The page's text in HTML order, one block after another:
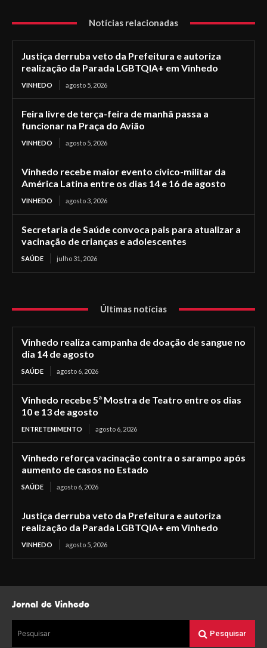
Notícias relacionadas
Justiça derruba veto da Prefeitura e autoriza
realização da Parada LGBTQIA+ em Vinhedo
VINHEDO agosto 5, 2026
Feira livre de terça-feira de manhã passa a
funcionar na Praça do Avião
VINHEDO agosto 5, 2026
Vinhedo recebe maior evento cívico-militar da
América Latina entre os dias 14 e 16 de agosto
VINHEDO agosto 3, 2026
Secretaria de Saúde convoca pais para atualizar a
vacinação de crianças e adolescentes
SAÚDE julho 31, 2026
Últimas notícias
Vinhedo realiza campanha de doação de sangue no
dia 14 de agosto
SAÚDE agosto 6, 2026
Vinhedo recebe 5ª Mostra de Teatro entre os dias
10 e 13 de agosto
ENTRETENIMENTO agosto 6, 2026
Vinhedo reforça vacinação contra o sarampo após
aumento de casos no Estado
SAÚDE agosto 6, 2026
Justiça derruba veto da Prefeitura e autoriza
realização da Parada LGBTQIA+ em Vinhedo
VINHEDO agosto 5, 2026
Jornal de Vinhedo
Pesquisar Pesquisar